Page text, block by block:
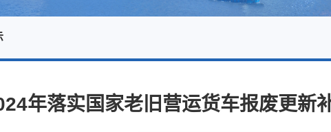
年落实国家老旧营运货车报废更新